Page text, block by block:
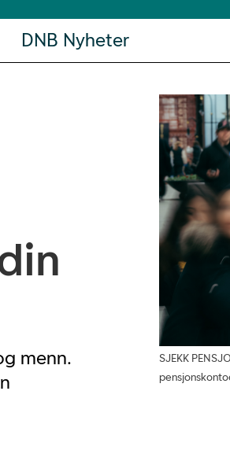
DNB Nyheter
menn.
SJEKK